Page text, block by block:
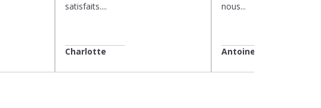
satisfaits....
Charlotte
nous...
Antoine